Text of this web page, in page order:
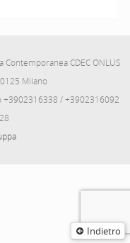
Indietro
CDEC ONLUS
Milano
+3902316338 / +3902316092